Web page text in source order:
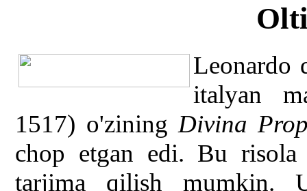
Leonardo
italyan
1517) o'zining Divina
chop etgan edi. Bu
tarjima qilish mumkin.